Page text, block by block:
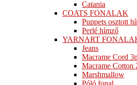
Catania
COATS FONALAK
Puppets osztott
Perlé hímző
YARNART
Jeans
Macrame Cord
Macrame Cotton
Marshmallow
Póló fonal